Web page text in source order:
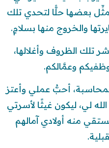
يمثِّل بعضها حلًّا لتحدي تلك
والخروج منها بسلامٍ.
تلك الظروف وأغلالها،
وعمَّالكم.
أحبُّ عملي وأعتز
لي، ليكون غيثًا لأسرتي
منه أولادي آمالهم